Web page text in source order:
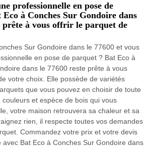
professionnelle en pose de
à Conches Sur Gondoire dans
prête à vous offrir le parquet de
Sur Gondoire dans le 77600 et vous
en pose de parquet ? Bat Eco à
dans le 77600 reste prête à vous
votre choix. Elle possède de variétés
que vous pouvez en choisir de toute
couleurs et espèce de bois qui vous
votre maison retrouvera sa chaleur et sa
rien, il respecte toutes vos demandes
Commandez votre prix et votre devis
avec Bat Eco à Conches Sur Gondoire dans